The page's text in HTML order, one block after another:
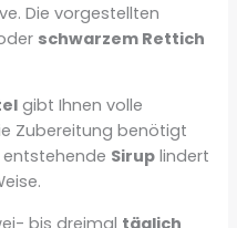
Die vorgestellten
schwarzem Rettich
gibt Ihnen volle
Zubereitung benötigt
entstehende Sirup lindert
bis dreimal täglich